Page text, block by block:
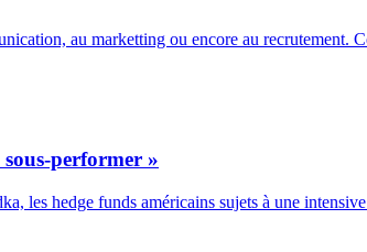
au marketting ou encore au recrutement.
performer »
les hedge funds américains sujets à une